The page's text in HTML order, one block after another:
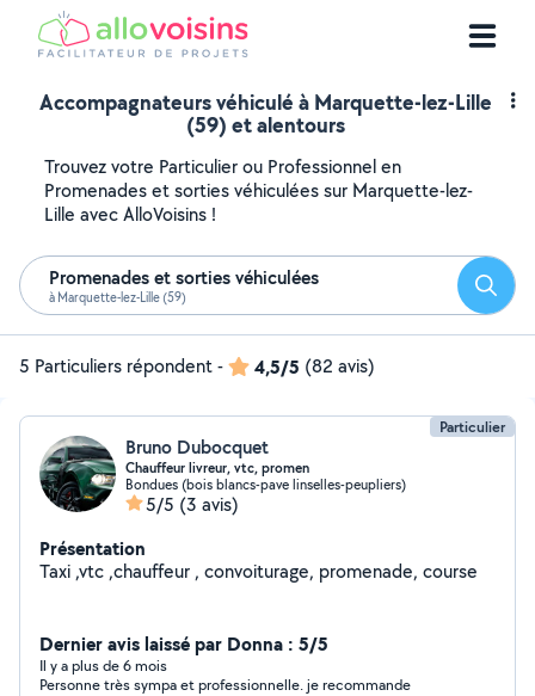
Accompagnateurs véhiculé à Marquette-lez-Lille
(59) et alentours
Trouvez votre Particulier ou Professionnel en
Promenades et sorties véhiculées sur Marquette-lez-
Lille avec AlloVoisins !
Promenades et sorties véhiculées
à Marquette-lez-Lille (59)
5 Particuliers répondent- 4,5/5 (82 avis)
Particulier
Bruno Dubocquet
Chauffeur livreur, vtc, promen
Bondues (bois blancs-pave linselles-peupliers)
5/5 (3 avis)
Présentation
Taxi ,vtc ,chauffeur , convoiturage, promenade, course
Dernier avis laissé par Donna : 5/5
Il y a plus de 6 mois
Personne très sympa et professionnelle. je recommande